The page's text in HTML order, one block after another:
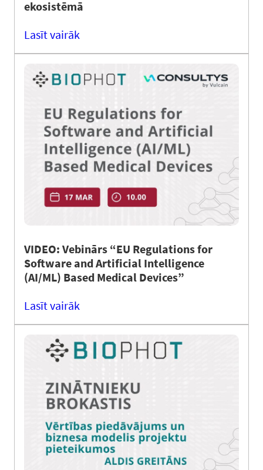
ekosistēmā
Lasīt vairāk
VIDEO: Vebinārs “EU Regulations for
Software and Artificial Intelligence
(AI/ML) Based Medical Devices”
Lasīt vairāk